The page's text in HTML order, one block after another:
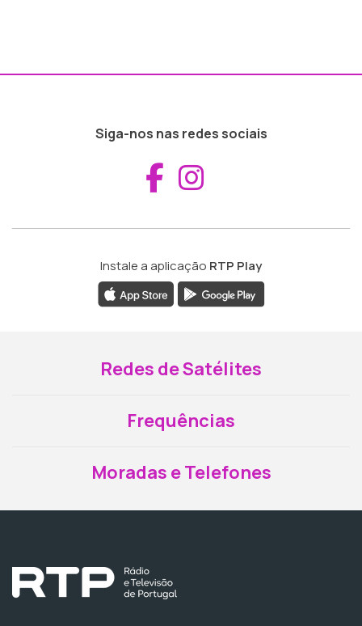
Siga-nos nas redes sociais
Aceder ao
Instale a aplicação RTP Play
Redes de Satélites
Frequências
Moradas e Telefones